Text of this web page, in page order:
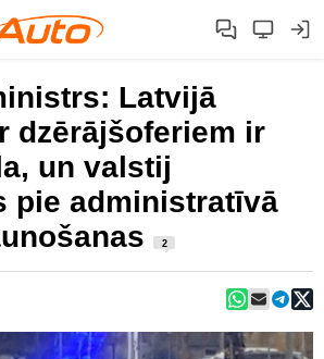
Latvijā
dzērājšoferiem ir
un valstij
pie administratīvā
2